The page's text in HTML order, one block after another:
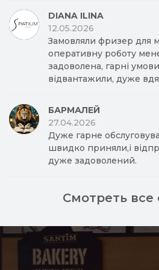
DIANA ILINA
12.05.2026
Замовляли фризер для
оперативну роботу
задоволена, гарні
відвантажили, дуже
БАРМАЛЕЙ
27.04.2026
Дуже гарне
швидко приняли,і
дуже задоволений.
Смотреть все